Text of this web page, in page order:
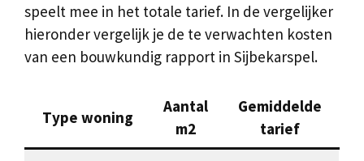
speelt mee in het totale tarief. In de vergelijker
hieronder vergelijk je de te verwachten kosten
van een bouwkundig rapport in Sijbekarspel.
Type woning
Aantal
m2
Gemiddelde
tarief